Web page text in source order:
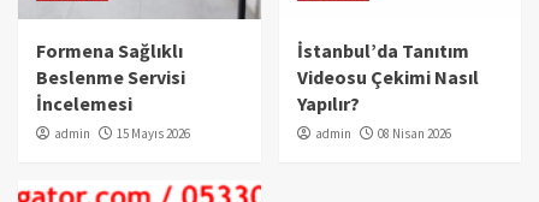
Formena Sağlıklı
Beslenme Servisi
İncelemesi
admin 15 Mayıs 2026
İstanbul’da Tanıtım
Videosu Çekimi Nasıl
Yapılır?
admin 08 Nisan 2026